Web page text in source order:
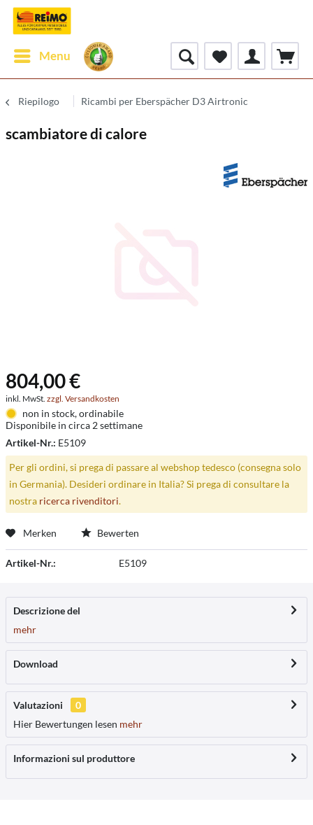
Menu
Riepilogo Ricambi per Eberspächer D3 Airtronic
scambiatore di calore
804,00 €
inkl. MwSt. zzgl. Versandkosten
non in stock, ordinabile
Disponibile in circa 2 settimane
Artikel-Nr.: E5109
Per gli ordini, si prega di passare al webshop tedesco (consegna solo
in Germania). Desideri ordinare in Italia? Si prega di consultare la
nostra ricerca rivenditori.
Merken Bewerten
Artikel-Nr.: E5109
Descrizione del
mehr
Download
Valutazioni
0
Hier Bewertungen lesen mehr
Informazioni sul produttore